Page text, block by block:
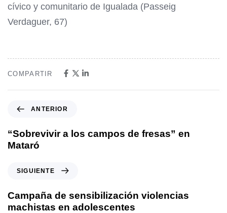
cívico y comunitario de Igualada (Passeig
Verdaguer, 67)
COMPARTIR
ANTERIOR
“Sobrevivir a los campos de fresas” en
Mataró
SIGUIENTE
Campaña de sensibilización violencias
machistas en adolescentes